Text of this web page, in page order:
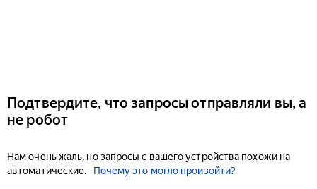
Подтвердите, что запросы отправляли вы, а
не робот
Нам очень жаль, но запросы с вашего устройства похожи на
автоматические.
Почему это могло произойти?